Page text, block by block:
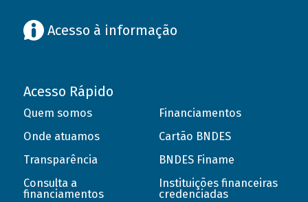
Acesso à informação
Acesso Rápido
Quem somos
Onde atuamos
Transparência
Consulta a
financiamentos
Financiamentos
Cartão BNDES
BNDES Finame
Instituições financeiras
credenciadas